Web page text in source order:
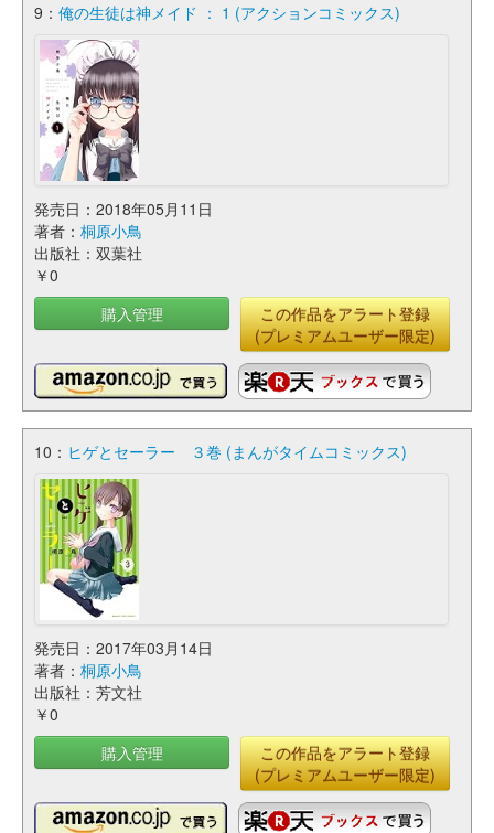
9： 俺の生徒は神メイド ： 1 (アクションコミックス)
発売日：2018年05月11日
著者： 桐原小鳥
出版社：双葉社
￥0
購入管理
この作品をアラート登録
(プレミアムユーザー限定)
10： ヒゲとセーラー ３巻 (まんがタイムコミックス)
発売日：2017年03月14日
著者： 桐原小鳥
出版社：芳文社
￥0
購入管理
この作品をアラート登録
(プレミアムユーザー限定)